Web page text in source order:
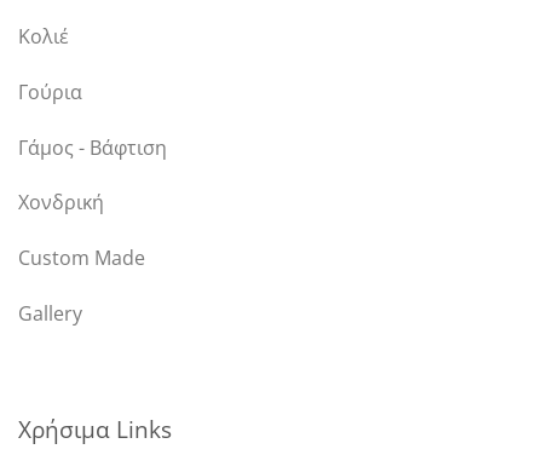
Κολιέ
Γούρια
Γάμος - Βάφτιση
Χονδρική
Custom Made
Gallery
Χρήσιμα Links